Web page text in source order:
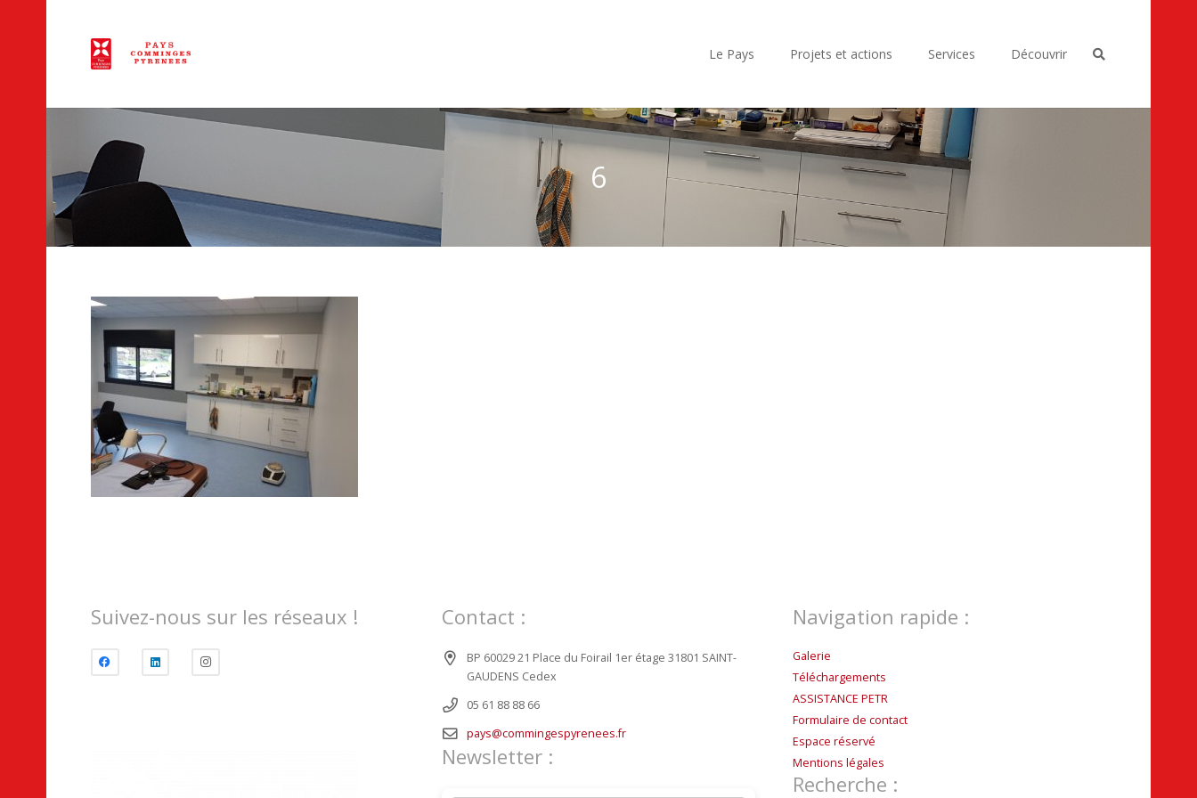
Le Pays Projets et actions Services Découvrir
6
Suivez-nous sur les réseaux ! Contact :
BP 60029 21 Place du Foirail 1er étage 31801 SAINT-
GAUDENS Cedex
05 61 88 88 66
pays@commingespyrenees.fr
Newsletter :
Navigation rapide :
Galerie
Téléchargements
ASSISTANCE PETR
Formulaire de contact
Espace réservé
Mentions légales
Recherche :